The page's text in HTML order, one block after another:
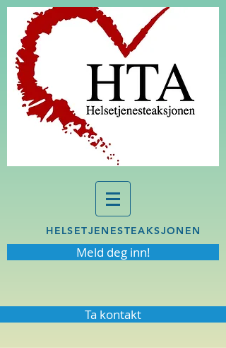
HELSETJENESTEAKSJONEN
Meld deg inn!
Ta kontakt